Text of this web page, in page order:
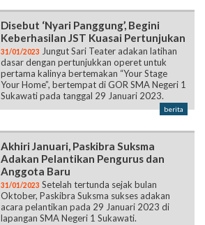
Disebut ‘Nyari Panggung’, Begini
Keberhasilan JST Kuasai Pertunjukan
31/01/2023 Jungut Sari Teater adakan latihan
dasar dengan pertunjukkan operet untuk
pertama kalinya bertemakan “Your Stage
Your Home”, bertempat di GOR SMA Negeri 1
Sukawati pada tanggal 29 Januari 2023.
berita
Akhiri Januari, Paskibra Suksma
Adakan Pelantikan Pengurus dan
Anggota Baru
31/01/2023 Setelah tertunda sejak bulan
Oktober, Paskibra Suksma sukses adakan
acara pelantikan pada 29 Januari 2023 di
lapangan SMA Negeri 1 Sukawati.